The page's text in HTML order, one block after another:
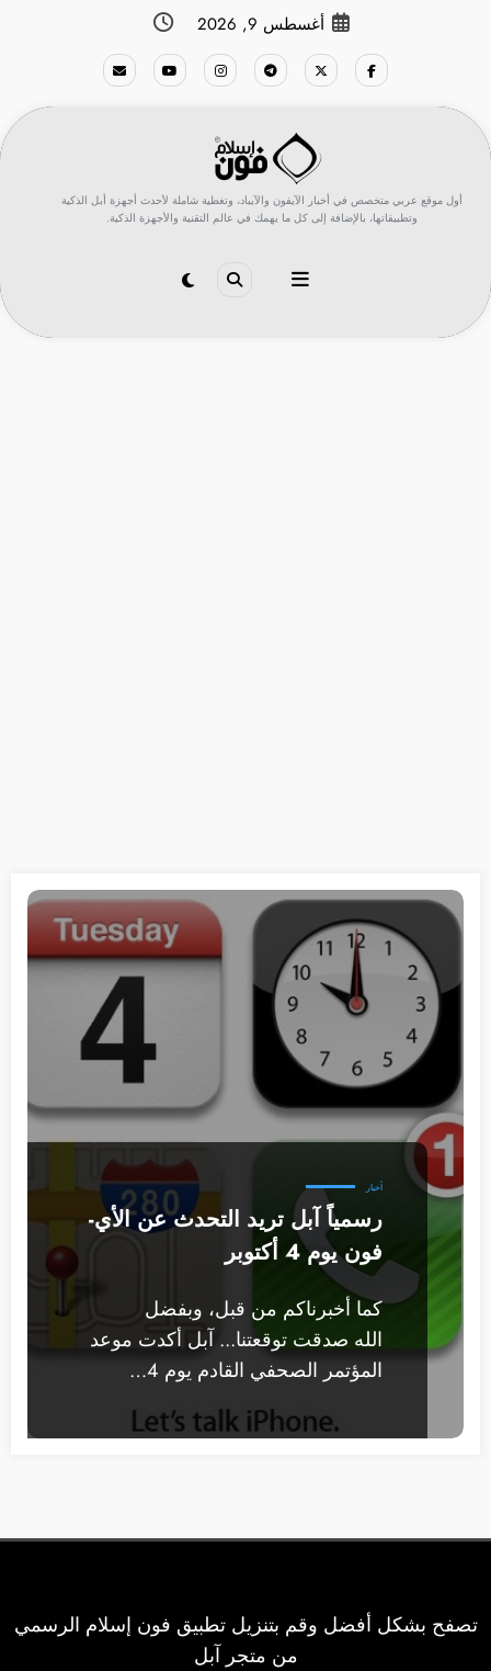
أغسطس 9, 2026
أول موقع عربي متخصص في أخبار الآيفون والآيباد، وتغطية شاملة لأحدث أجهزة أبل الذكية
وتطبيقاتها، بالإضافة إلى كل ما يهمك في عالم التقنية والأجهزة الذكية.
أخبار
رسمياً آبل تريد التحدث عن الأي-
فون يوم 4 أكتوبر
كما أخبرناكم من قبل، وبفضل
الله صدقت توقعتنا... آبل أكدت موعد
المؤتمر الصحفي القادم يوم 4…
تصفح بشكل أفضل وقم بتنزيل تطبيق فون إسلام الرسمي
من متجر آبل